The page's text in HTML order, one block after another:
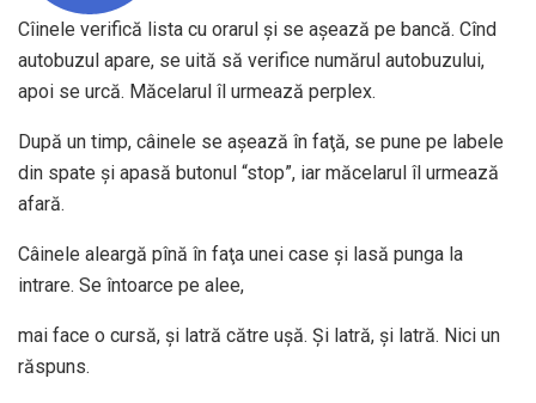
Cîinele verifică lista cu orarul şi se aşează pe bancă. Cînd
autobuzul apare, se uită să verifice numărul autobuzului,
apoi se urcă. Măcelarul îl urmează perplex.
După un timp, câinele se aşează în faţă, se pune pe labele
din spate şi apasă butonul “stop”, iar măcelarul îl urmează
afară.
Câinele aleargă pînă în faţa unei case şi lasă punga la
intrare. Se întoarce pe alee,
mai face o cursă, şi latră către uşă. Şi latră, şi latră. Nici un
răspuns.